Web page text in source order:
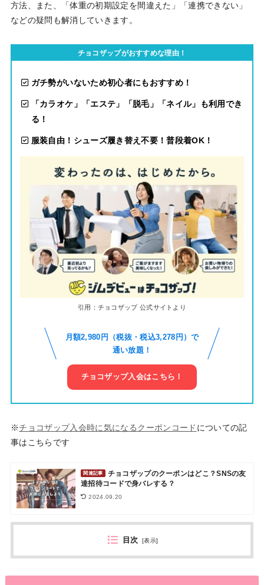
方法、また、「体重の初期設定を間違えた」「連携できない」
などの疑問も解消していきます。
チョコザップがおすすめな理由！
ガチ勢がいないため初心者にもおすすめ！
「カラオケ」「エステ」「脱毛」「ネイル」も利用でき
る！
服装自由！シューズ履き替え不要！普段着OK ！
引用：チョコザップ 公式サイトより
月額2,980円（税抜・税込3,278円）で
通い放題！
チョコザップ入会はこちら！
※チョコザップ入会時に気になるクーポンコード についての記
事はこちらです
関連記事
チョコザップのクーポンはどこ？SNSの友
達招待コードで身バレする？
2024.09.20
目次 [表示]